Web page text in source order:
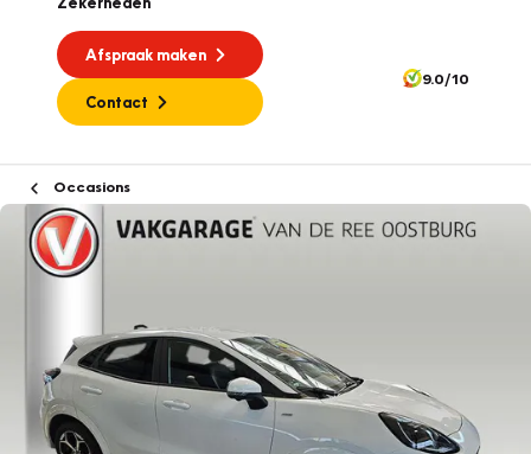
Afspraak maken
Contact
9.0/10
Occasions